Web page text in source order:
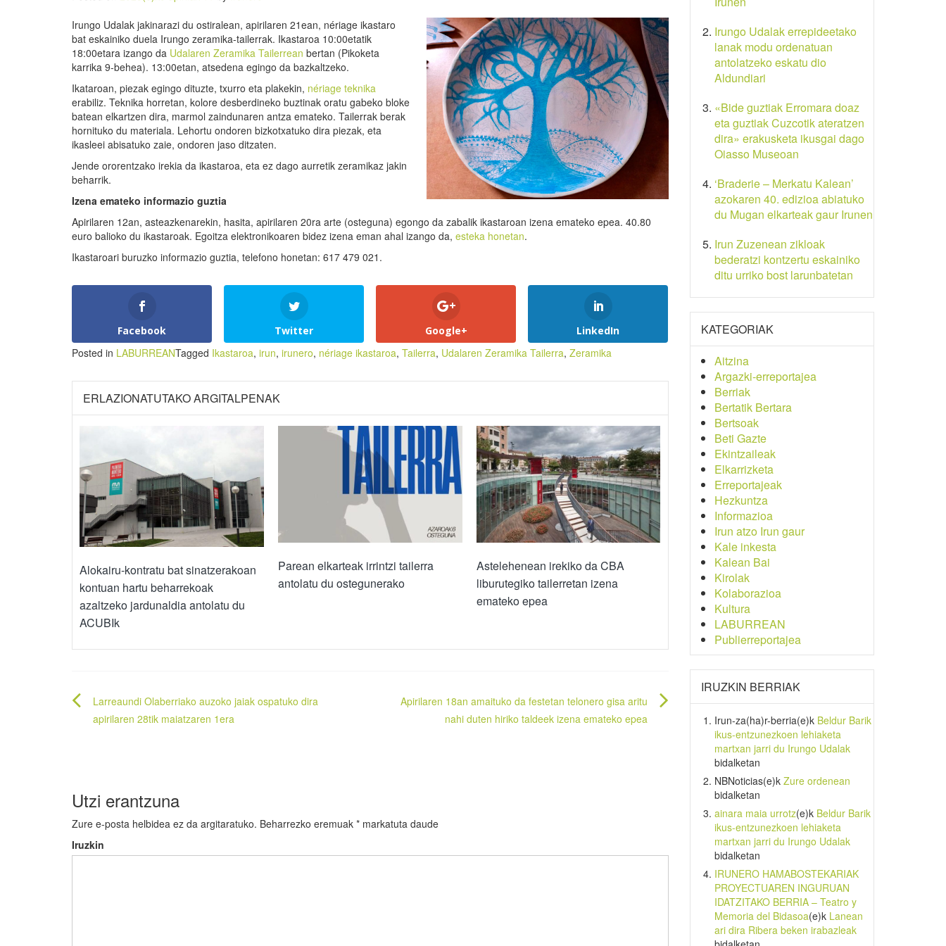
Irungo Udalak jakinarazi du ostiralean, apirilaren 21ean, nériage ikastaro
bat eskainiko duela Irungo zeramika-tailerrak. Ikastaroa 10:00etatik
18:00etara izango da Udalaren Zeramika Tailerrean bertan (Pikoketa
karrika 9-behea). 13:00etan, atsedena egingo da bazkaltzeko.
Ikataroan, piezak egingo dituzte, txurro eta plakekin, nériage teknika
erabiliz. Teknika horretan, kolore desberdineko buztinak oratu gabeko bloke
batean elkartzen dira, marmol zaindunaren antza emateko. Tailerrak berak
hornituko du materiala. Lehortu ondoren bizkotxatuko dira piezak, eta
ikasleei abisatuko zaie, ondoren jaso ditzaten.
Jende ororentzako irekia da ikastaroa, eta ez dago aurretik zeramikaz jakin
beharrik.
Izena emateko informazio guztia
Apirilaren 12an, asteazkenarekin, hasita, apirilaren 20ra arte (osteguna) egongo da zabalik ikastaroan izena emateko epea. 40.80
euro balioko du ikastaroak. Egoitza elektronikoaren bidez izena eman ahal izango da, esteka honetan.
Ikastaroari buruzko informazio guztia, telefono honetan: 617 479 021.
Facebook Twitter Google+ LinkedIn
Posted in LABURREANTagged Ikastaroa, irun, irunero, nériage ikastaroa, Tailerra, Udalaren Zeramika Tailerra, Zeramika
ERLAZIONATUTAKO ARGITALPENAK
Alokairu-kontratu bat sinatzerakoan
kontuan hartu beharrekoak
azaltzeko jardunaldia antolatu du
ACUBIk
Parean elkarteak irrintzi tailerra
antolatu du ostegunerako
Astelehenean irekiko da CBA
liburutegiko tailerretan izena
emateko epea
Bidalketetan
zehar
Larreaundi Olaberriako auzoko jaiak ospatuko dira
apirilaren 28tik maiatzaren 1era
Apirilaren 18an amaituko da festetan telonero gisa aritu
nahi duten hiriko taldeek izena emateko epea
Utzi erantzuna
Zure e-posta helbidea ez da argitaratuko. Beharrezko eremuak * markatuta daude
Iruzkin
Irungo Udalak errepideetako
lanak modu ordenatuan
antolatzeko eskatu dio
Aldundiari
«Bide guztiak Erromara doaz
eta guztiak Cuzcotik ateratzen
dira» erakusketa ikusgai dago
Oiasso Museoan
‘Braderie – Merkatu Kalean’
azokaren 40. edizioa abiatuko
du Mugan elkarteak gaur Irunen
Irun Zuzenean zikloak
bederatzi kontzertu eskainiko
ditu urriko bost larunbatetan
KATEGORIAK
Aitzina
Argazki-erreportajea
Berriak
Bertatik Bertara
Bertsoak
Beti Gazte
Ekintzaileak
Elkarrizketa
Erreportajeak
Hezkuntza
Informazioa
Irun atzo Irun gaur
Kale inkesta
Kalean Bai
Kirolak
Kolaborazioa
Kultura
LABURREAN
Publierreportajea
IRUZKIN BERRIAK
Irun-za(ha)r-berria(e)k Beldur Barik
ikus-entzunezkoen lehiaketa
martxan jarri du Irungo Udalak
bidalketan
NBNoticias(e)k Zure ordenean
bidalketan
ainara maia urrotz(e)k Beldur Barik
ikus-entzunezkoen lehiaketa
martxan jarri du Irungo Udalak
bidalketan
IRUNERO HAMABOSTEKARIAK
PROYECTUAREN INGURUAN
IDATZITAKO BERRIA – Teatro y
Memoria del Bidasoa(e)k Lanean
ari dira Ribera beken irabazleak